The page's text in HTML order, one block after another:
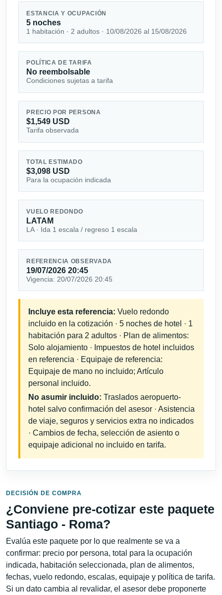
ESTANCIA Y OCUPACIÓN
5 noches
1 habitación · 2 adultos · 10/08/2026 al 15/08/2026
POLÍTICA DE TARIFA
No reembolsable
Condiciones sujetas a tarifa
PRECIO POR PERSONA
$1,549 USD
Tarifa observada
TOTAL ESTIMADO
$3,098 USD
Para la ocupación indicada
VUELO REDONDO
LATAM
LA · Ida 1 escala / regreso 1 escala
REFERENCIA OBSERVADA
19/07/2026 20:45
Vigencia: 20/07/2026 20:45
Incluye esta referencia: Vuelo redondo
incluido en la cotización · 5 noches de hotel · 1
habitación para 2 adultos · Plan de alimentos:
Solo alojamiento · Impuestos de hotel incluidos
en referencia · Equipaje de referencia:
Equipaje de mano no incluido; Artículo
personal incluido.
No asumir incluido: Traslados aeropuerto-
hotel salvo confirmación del asesor · Asistencia
de viaje, seguros y servicios extra no indicados
· Cambios de fecha, selección de asiento o
equipaje adicional no incluido en tarifa.
DECISIÓN DE COMPRA
¿Conviene pre-cotizar este paquete
Santiago - Roma?
Evalúa este paquete por lo que realmente se va a
confirmar: precio por persona, total para la ocupación
indicada, habitación seleccionada, plan de alimentos,
fechas, vuelo redondo, escalas, equipaje y política de tarifa.
Si un dato cambia al revalidar, el asesor debe proponerte